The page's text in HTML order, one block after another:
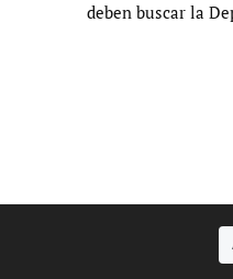
deben buscar la